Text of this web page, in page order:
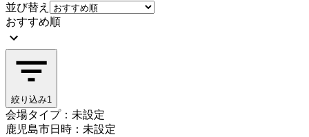
並び替え
おすすめ順
絞り込み1
会場タイプ：未設定
鹿児島市日時：未設定